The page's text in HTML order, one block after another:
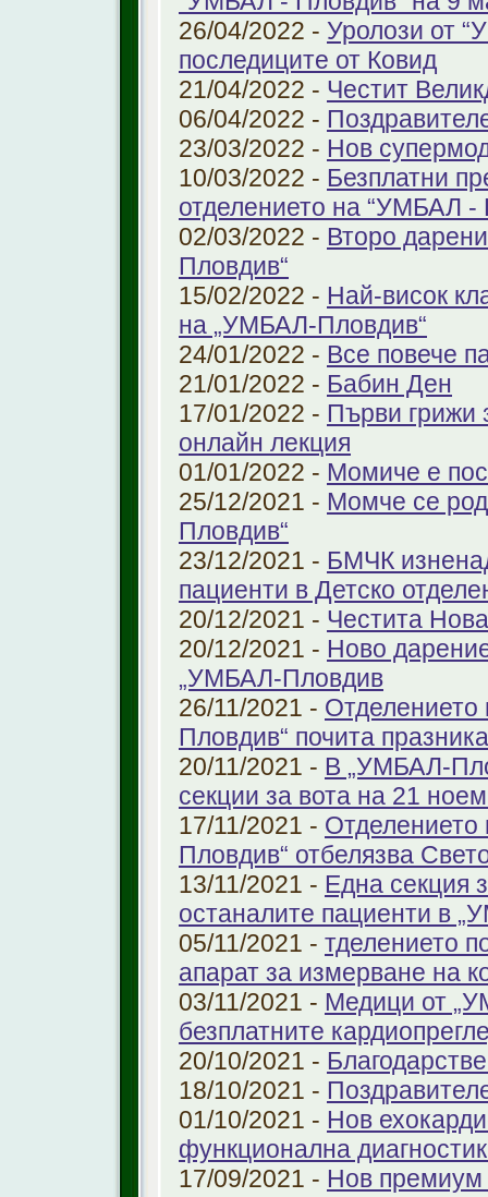
26/04/2022 - Уролози от
последиците от Ковид
21/04/2022 - Честит
06/04/2022 -
23/03/2022 - Нов
10/03/2022 - Безплатни
отделението на “УМБАЛ -
02/03/2022 - Второ
Пловдив“
15/02/2022 - Най-висок
на „УМБАЛ-Пловдив“
24/01/2022 - Все повече
21/01/2022 - Бабин Ден
17/01/2022 - Първи грижи
онлайн лекция
01/01/2022 - Момиче е
25/12/2021 - Момче се
Пловдив“
23/12/2021 - БМЧК
пациенти в Детско
20/12/2021 - Честита
20/12/2021 - Ново
„УМБАЛ-Пловдив
26/11/2021 -
Пловдив“ почита
20/11/2021 - В „УМБАЛ-
секции за вота на 21
17/11/2021 -
Пловдив“ отбелязва
13/11/2021 - Една секция
останалите пациенти в
05/11/2021 - тделението
апарат за измерване на
03/11/2021 - Медици от
безплатните
20/10/2021 -
18/10/2021 -
01/10/2021 - Нов
функционална
17/09/2021 - Нов премиум